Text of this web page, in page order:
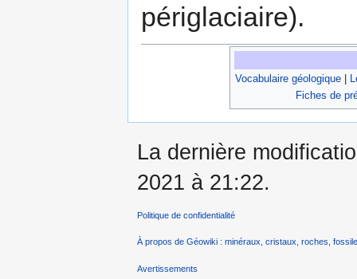
périglaciaire).
Vocabulaire géologique|
Fiches de
La dernière
2021 à 21:22.
Politique de confidentialité
À propos de Géowiki : minéraux, cristaux, roches,
Avertissements